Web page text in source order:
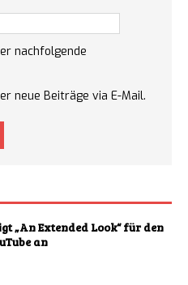
nachfolgende
neue Beiträge via E-Mail.
„An Extended Look“ für den
an